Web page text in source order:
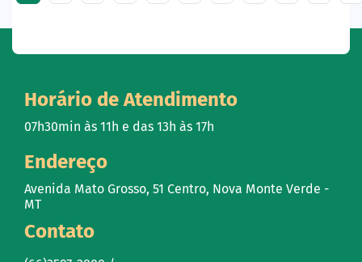
Horário de Atendimento
07h30min às 11h e das 13h às 17h
Endereço
Avenida Mato Grosso, 51 Centro, Nova Monte Verde -
MT
Contato